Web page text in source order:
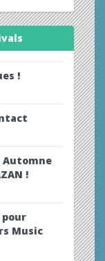
!
!
pour
Music